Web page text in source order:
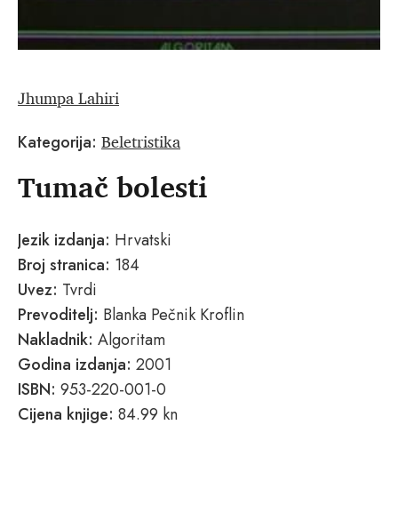
Jhumpa Lahiri
Kategorija: Beletristika
Tumač bolesti
Jezik izdanja: Hrvatski
Broj stranica: 184
Uvez: Tvrdi
Prevoditelj: Blanka Pečnik Kroflin
Nakladnik: Algoritam
Godina izdanja: 2001
ISBN: 953-220-001-0
Cijena knjige: 84.99 kn